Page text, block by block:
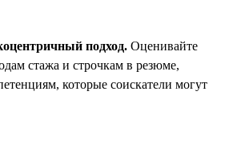
подход. Оценивайте
стажа и строчкам в резюме,
которые соискатели могут